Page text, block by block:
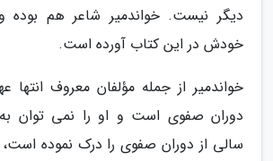
دیگر نیست. خواندمیر شاعر هم بوده
خودش در این کتاب آورده است.
خواندمیر از جمله مؤلفان معروف انتها
دوران صفوی است و او را نمی توان
سالی از دوران صفوی را درک نموده